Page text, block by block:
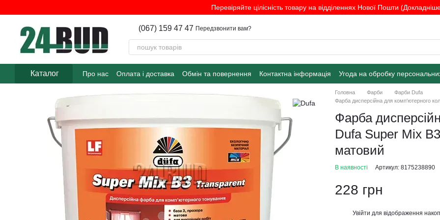
Перевіряйте цілісність товару на відділеннях Нової Пошти
(067) 159 47 47 Передзвонити вам?
Каталог Про нас Оплата і доставка Обмін та повернення Контактна інформація Угода на обробку
Головна Фарби
Фарби Dufa
Фарба дисперсійна для комп'ютерного
Фарба
Dufa Super Mix
матовий
В наявності Артикул: 8175238890
228 грн
Увійти для відображення